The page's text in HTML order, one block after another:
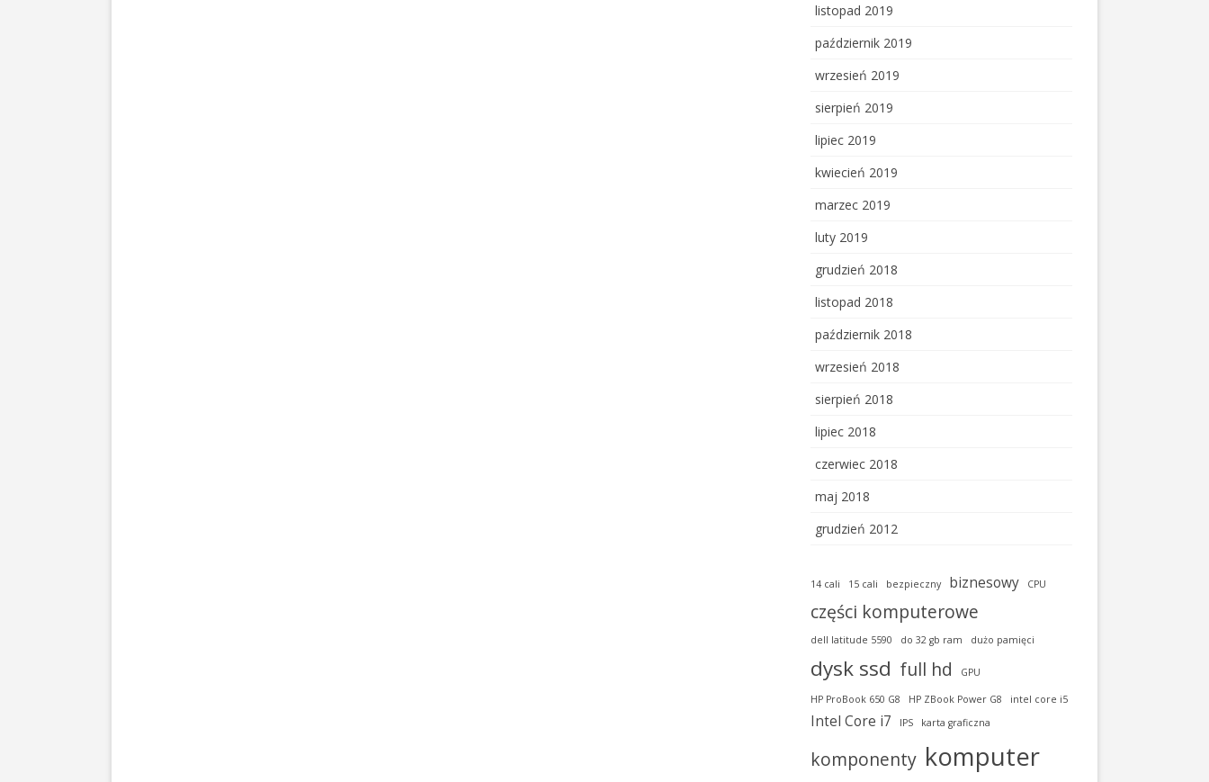
listopad 2019
październik 2019
wrzesień 2019
sierpień 2019
lipiec 2019
kwiecień 2019
marzec 2019
luty 2019
grudzień 2018
listopad 2018
październik 2018
wrzesień 2018
sierpień 2018
lipiec 2018
czerwiec 2018
maj 2018
grudzień 2012
14 cali 15 cali bezpieczny biznesowy CPU
części komputerowe
dell latitude 5590 do 32 gb ram dużo pamięci
dysk ssd full hd GPU
HP ProBook 650 G8 HP ZBook Power G8 intel core i5
Intel Core i7 IPS karta graficzna
komponenty komputer